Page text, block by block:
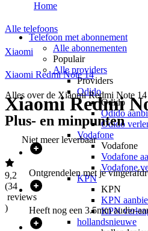
Telefoon met abonnement
Alle abonnementen
Populair
Alle providers
Providers
Odido
Odido
Odido
Odido
Vodafone
Vodafone
Vodafone
Vodafone
KPN
KPN
KPN
KPN
hollandsnieuwe
Home
Alle telefoons
Xiaomi
Xiaomi Redmi Note 14
Xiaomi Redmi
Niet meer leverbaar
9,2
(34
reviews
)
Alles over de Xiaomi Redmi Note 14
Plus- en minpunten
Ontgrendelen met je
Heeft nog een 3.5mm audio-